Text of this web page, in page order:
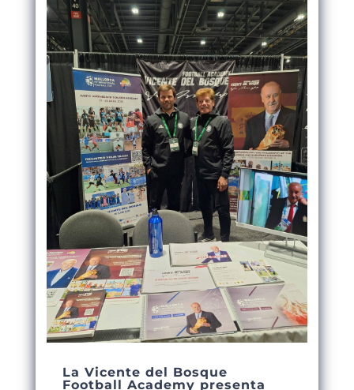
La Vicente del Bosque
Football Academy presenta